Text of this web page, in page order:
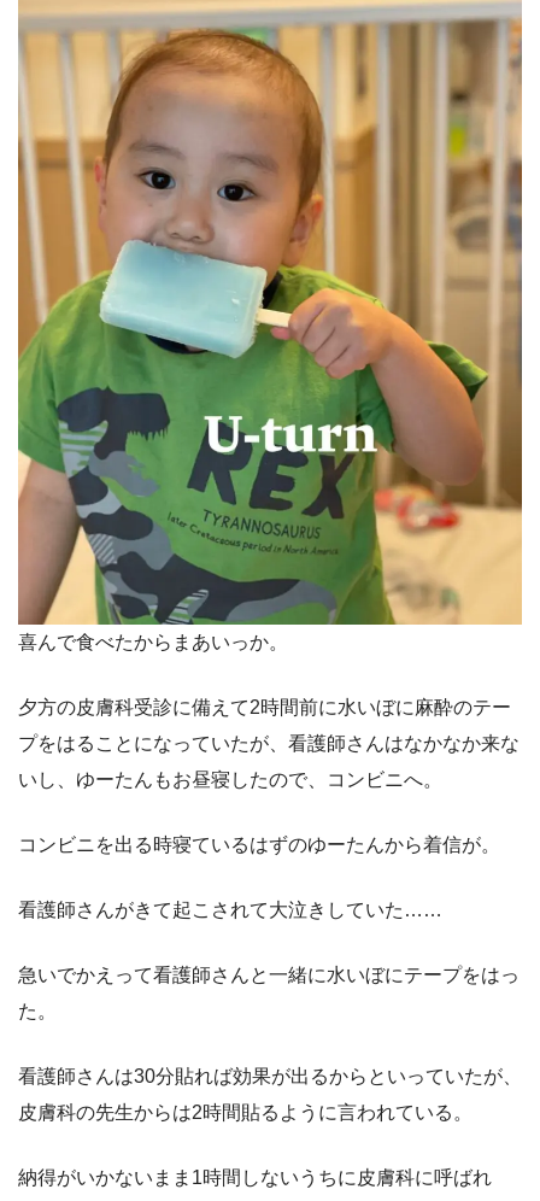
喜んで食べたからまあいっか。
夕方の皮膚科受診に備えて2時間前に水いぼに麻酔のテー
プをはることになっていたが、看護師さんはなかなか来な
いし、ゆーたんもお昼寝したので、コンビニへ。
コンビニを出る時寝ているはずのゆーたんから着信が。
看護師さんがきて起こされて大泣きしていた……
急いでかえって看護師さんと一緒に水いぼにテープをはっ
た。
看護師さんは30分貼れば効果が出るからといっていたが、
皮膚科の先生からは2時間貼るように言われている。
納得がいかないまま1時間しないうちに皮膚科に呼ばれ